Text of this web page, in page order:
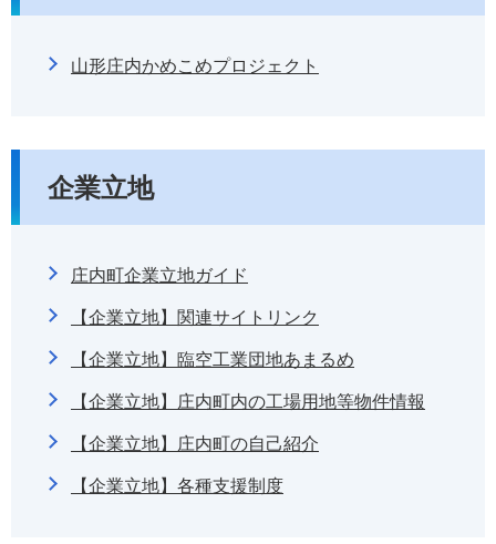
山形庄内かめこめプロジェクト
企業立地
庄内町企業立地ガイド
【企業立地】関連サイトリンク
【企業立地】臨空工業団地あまるめ
【企業立地】庄内町内の工場用地等物件情報
【企業立地】庄内町の自己紹介
【企業立地】各種支援制度